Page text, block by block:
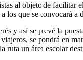
al objeto de
los que se convocará a
y así se prevé la
se pondrá en
ruta un área escolar